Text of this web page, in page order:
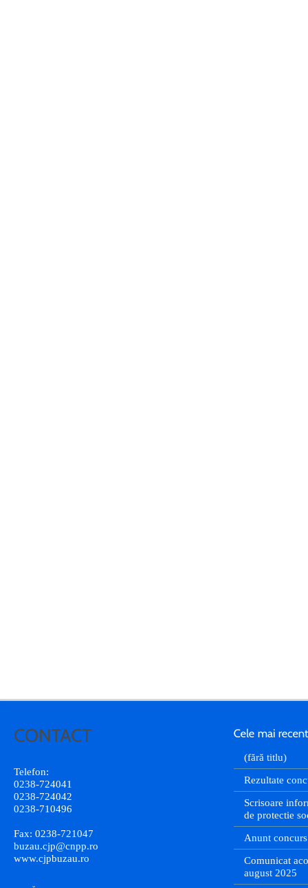
Telefon:
0238-724041
0238-724042
0238-710496
Fax: 0238-721047
buzau.cjp@cnpp.ro
www.cjpbuzau.ro
(fără titlu)
Rezultate
Scrisoare
de protectie
Anunt concurs
Comunicat
august 2025